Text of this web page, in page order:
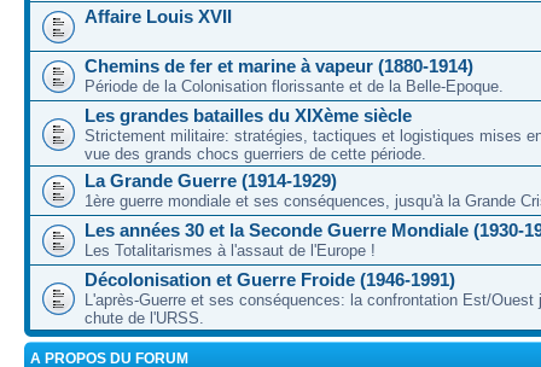
Affaire Louis XVII
Chemins de fer et marine à vapeur (1880-1914)
Période de la Colonisation florissante et de la Belle-Epoque.
Les grandes batailles du XIXème siècle
Strictement militaire: stratégies, tactiques et logistiques mises
vue des grands chocs guerriers de cette période.
La Grande Guerre (1914-1929)
1ère guerre mondiale et ses conséquences, jusqu'à la Grande
Les années 30 et la Seconde Guerre Mondiale (1930-
Les Totalitarismes à l'assaut de l'Europe !
Décolonisation et Guerre Froide (1946-1991)
L'après-Guerre et ses conséquences: la confrontation Est/Ouest
chute de l'URSS.
A PROPOS DU FORUM